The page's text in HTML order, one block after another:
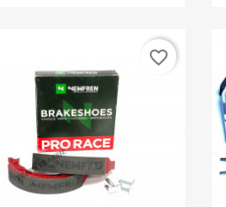
favorite_border